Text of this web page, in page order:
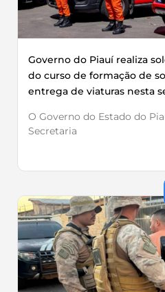
Governo do Piauí realiza
do curso de formação de
entrega de viaturas nesta
O Governo do Estado do
Secretaria